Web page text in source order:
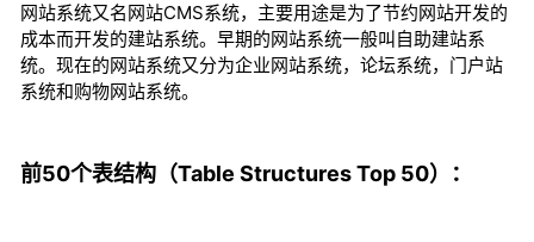
网站系统又名网站CMS系统，主要用途是为了节约网站开发的
成本而开发的建站系统。早期的网站系统一般叫自助建站系
统。现在的网站系统又分为企业网站系统，论坛系统，门户站
系统和购物网站系统。
前50个表结构（Table Structures Top 50）：